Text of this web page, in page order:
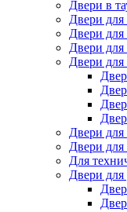
Двери в
Двери для
Двери
Двери для
Двери
Двери для
Двери для
Для
Двери